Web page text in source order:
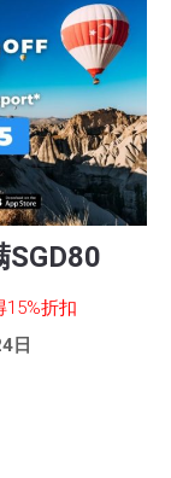
15%折扣
日